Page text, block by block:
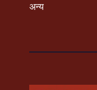
अन्य